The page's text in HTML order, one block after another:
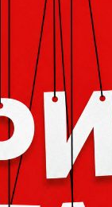
Investing
Gekko XM
INEXPOINT
LongShortCFD
,
NelsonFX
Neobrok
Ltd
olimp-consult
Quineex, Red Fin
Partners, Size
Unit Markets,
финансового
гиперссылкой
@vklader .
Мы
продолжите